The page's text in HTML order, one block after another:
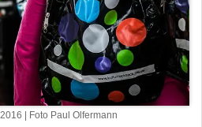
| Foto Paul Olfermann